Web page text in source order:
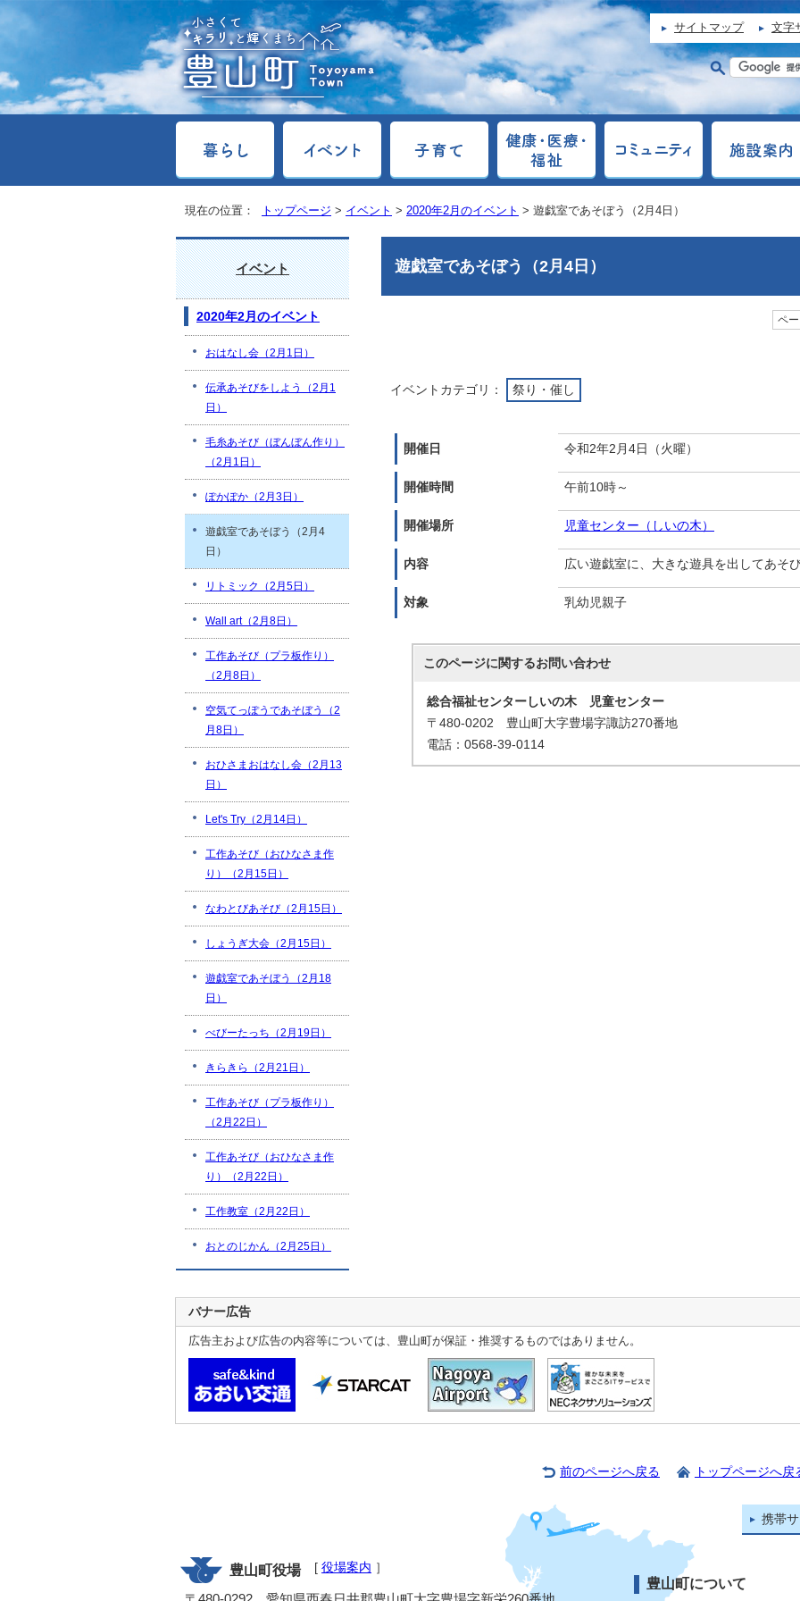
サイトマップ 文字
現在の位置： トップページ > イベント > 2020年2月のイベント > 遊戯室であそぼう（2月4日）
遊戯室であそぼう（2月4日）
ペ
イベントカテゴリ： 祭り・催し
開催日 令和2年2月4日（火曜）
開催時間 午前10時～
開催場所 児童センター（しいの木）
内容 広い遊戯室に、大きな遊具を出してあそ
対象 乳幼児親子
このページに関するお問い合わせ
総合福祉センターしいの木 児童センター
〒480-0202 豊山町大字豊場字諏訪270番地
電話：0568-39-0114
イベント
2020年2月のイベント
おはなし会（2月1日）
伝承あそびをしよう（2月1
日）
毛糸あそび（ぼんぼん作り）
（2月1日）
ぽかぽか（2月3日）
遊戯室であそぼう（2月4
日）
リトミック（2月5日）
Wall art（2月8日）
工作あそび（プラ板作り）
（2月8日）
空気てっぽうであそぼう（2
月8日）
おひさまおはなし会（2月13
日）
Let's Try（2月14日）
工作あそび（おひなさま作
り）（2月15日）
なわとびあそび（2月15日）
しょうぎ大会（2月15日）
遊戯室であそぼう（2月18
日）
べびーたっち（2月19日）
きらきら（2月21日）
工作あそび（プラ板作り）
（2月22日）
工作あそび（おひなさま作
り）（2月22日）
工作教室（2月22日）
おとのじかん（2月25日）
バナー広告
広告主および広告の内容等については、豊山町が保証・推奨するものではありません。
前のページへ戻る トップページへ戻
携帯
豊山町役場 [ 役場案内 ］
豊山町について